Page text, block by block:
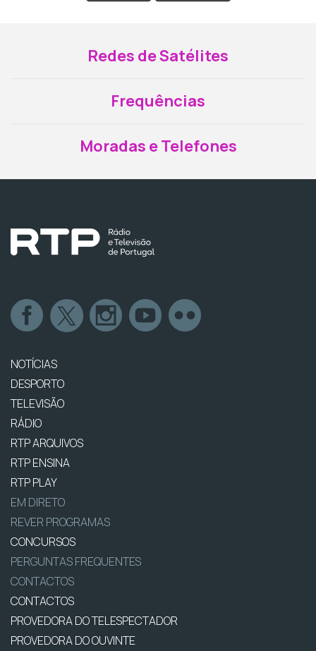
Redes de Satélites
Frequências
Moradas e Telefones
NOTÍCIAS
DESPORTO
TELEVISÃO
RÁDIO
RTP ARQUIVOS
RTP ENSINA
RTP PLAY
EM DIRETO
REVER PROGRAMAS
CONCURSOS
PERGUNTAS FREQUENTES
CONTACTOS
CONTACTOS
PROVEDORA DO TELESPECTADOR
PROVEDORA DO OUVINTE